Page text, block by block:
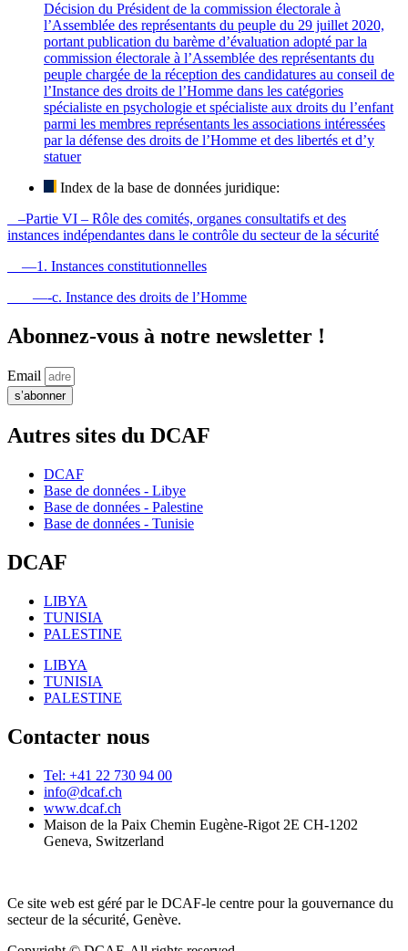
Décision du Président de la commission électorale à
l’Assemblée des représentants du peuple du 29 juillet 2020,
portant publication du barème d’évaluation adopté par la
commission électorale à l’Assemblée des représentants du
peuple chargée de la réception des candidatures au conseil de
l’Instance des droits de l’Homme dans les catégories
spécialiste en psychologie et spécialiste aux droits du l’enfant
parmi les membres représentants les associations intéressées
par la défense des droits de l’Homme et des libertés et d’y
statuer
Index de la base de données juridique:
–Partie VI – Rôle des comités, organes consultatifs et des
instances indépendantes dans le contrôle du secteur de la sécurité
—1. Instances constitutionnelles
—-c. Instance des droits de l’Homme
Abonnez-vous à notre newsletter !
Email
s’abonner
Autres sites du DCAF
DCAF
Base de données - Libye
Base de données - Palestine
Base de données - Tunisie
DCAF
LIBYA
TUNISIA
PALESTINE
LIBYA
TUNISIA
PALESTINE
Contacter nous
Tel: +41 22 730 94 00
info@dcaf.ch
www.dcaf.ch
Maison de la Paix Chemin Eugène-Rigot 2E CH-1202
Geneva, Switzerland
Ce site web est géré par le DCAF-le centre pour la gouvernance du
secteur de la sécurité, Genève.